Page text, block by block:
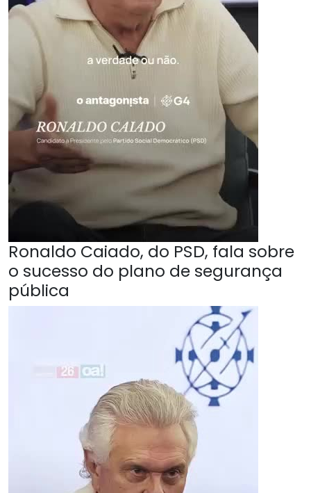
Ronaldo Caiado, do PSD, fala sobre
o sucesso do plano de segurança
pública